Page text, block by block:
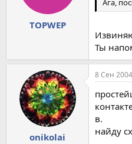
TOPWEP
Ага,
Ты
onikolai
8 Сен 2004
в.
найду